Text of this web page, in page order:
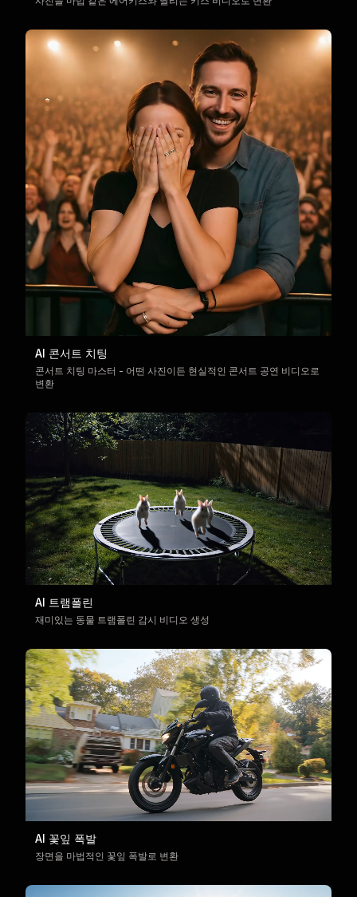
AI 콘서트 치팅
콘서트 치팅 마스터 - 어떤 사진이든 현실적인 콘서트 공연 비디오로
변환
AI 트램폴린
재미있는 동물 트램폴린 감시 비디오 생성
AI 꽃잎 폭발
장면을 마법적인 꽃잎 폭발로 변환